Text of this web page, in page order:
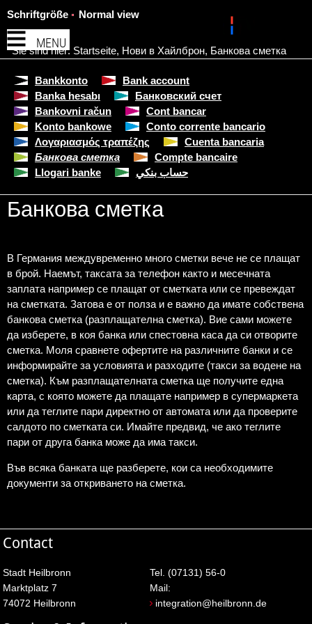
MENU
Schriftgröße Normal view
Sie sind hier: Startseite, Нови в Хайлброн, Банкова сметка
Bankkonto
Bank account
Banka hesabı
Банковский счет
Bankovni račun
Cont bancar
Konto bankowe
Conto corrente bancario
Λογαριασμός τραπέζης
Cuenta bancaria
Банкова сметка
Compte bancaire
Llogari banke
حساب بنكي
Банкова сметка
В Германия междувременно много сметки вече не се плащат
в брой. Наемът, таксата за телефон както и месечната
заплата например се плащат от сметката или се превеждат
на сметката. Затова е от полза и е важно да имате собствена
банкова сметка (разплащателна сметка). Вие сами можете
да изберете, в коя банка или спестовна каса да си отворите
сметка. Моля сравнете офертите на различните банки и се
информирайте за условията и разходите (такси за водене на
сметка). Към разплащателната сметка ще получите една
карта, с която можете да плащате например в супермаркета
или да теглите пари директно от автомата или да проверите
салдото по сметката си. Имайте предвид, че ако теглите
пари от друга банка може да има такси.
Във всяка банката ще разберете, кои са необходимите
документи за откриването на сметка.
Contact
Stadt Heilbronn
Marktplatz 7
74072 Heilbronn
Tel. (07131) 56-0
Mail:
integration@heilbronn.de